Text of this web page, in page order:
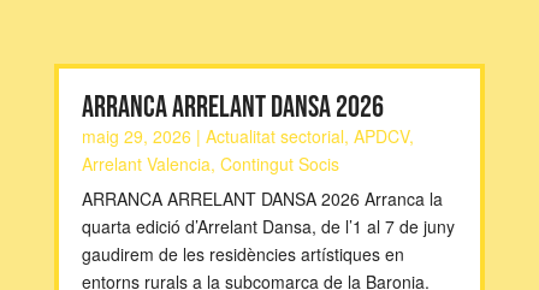
ARRANCA ARRELANT DANSA 2026
maig 29, 2026 | Actualitat sectorial, APDCV,
Arrelant Valencia, Contingut Socis
ARRANCA ARRELANT DANSA 2026 Arranca la
quarta edició d’Arrelant Dansa, de l’1 al 7 de juny
gaudirem de les residències artístiques en
entorns rurals a la subcomarca de la Baronia.